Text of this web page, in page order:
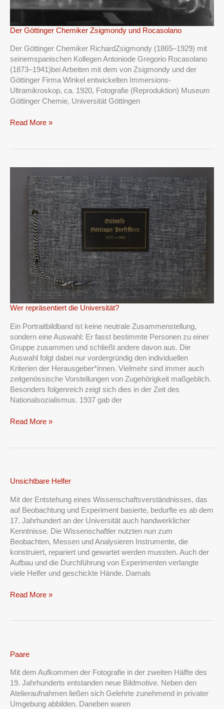
Der Göttinger Chemiker Zsigmondy und Rocasolano
Der Göttinger Chemiker RichardZsigmondy (1865–1929) mit
seinemspanischen Kollegen Antoniode Gregorio Rocasolano
(1873–1941)bei Arbeiten mit dem von Zsigmondy und der
Göttinger Firma Winkel entwickelten Immersions-
Ultramikroskop, ca. 1920, Fotografie (Reproduktion) Museum
Göttinger Chemie, Universität Göttingen
Der
Chemiker
Zsigmondy
und
Rocasolano
Read More »
Wer repräsentiert die Universität?
Ein Portraitbildband ist keine neutrale Zusammenstellung,
sondern eine Auswahl: Er fasst bestimmte Personen zu einer
Gruppe zusammen und schließt andere davon aus. Die
Auswahl folgt dabei nur vordergründig den individuellen
Kriterien der Herausgeber*innen. Vielmehr sind immer auch
zeitgenössische Vorstellungen von Zugehörigkeit maßgeblich.
Besonders folgenreich zeigt sich dies in der Zeit des
Nationalsozialismus. 1937 gab der
Wer
die
Universität?
Read More »
Unsichtbare Helfer
Mit der Entstehung eines Wissenschaftsverständnisses, das
auf Beobachtung und Experiment basierte, bedurfte es ab dem
17. Jahrhundert an der Universität auch handwerklicher
Kenntnisse. Die Wissenschaftler nutzten nun zum
Beobachten, Messen und Analysieren Instrumente, die
konstruiert, repariert und gewartet werden mussten. Auch der
Aufbau und die Durchführung von Experimenten verlangte
viele Helfer und geschickte Hände. Damals
Unsichtbare
Read More »
Paare
Mit dem Aufkommen der Fotografie in der zweiten Hälfte des
19. Jahrhunderts entstanden neue Bildmotive. Neben den
Atelieraufnahmen ließen sich Gelehrte zunehmend in privater
Umgebung abbilden. Daneben waren
Paare